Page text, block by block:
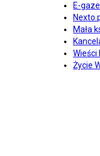
E-
Mała
Wieści
Życie